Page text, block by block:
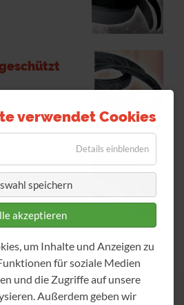
verwendet Cookies
Details einblenden
speichern
akzeptieren
um Inhalte und Anzeigen zu
für soziale Medien
und die Zugriffe auf unsere
Außerdem geben wir